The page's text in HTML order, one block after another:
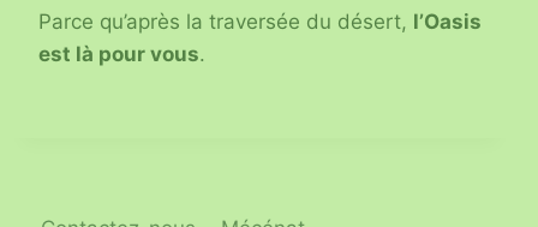
Parce qu’après la traversée du désert, l’Oasis
est là pour vous.